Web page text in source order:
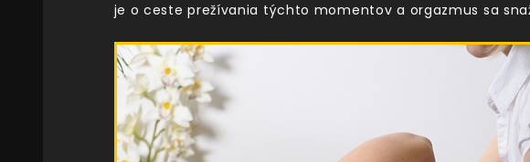
je o ceste prežívania týchto momentov a orgazmus sa